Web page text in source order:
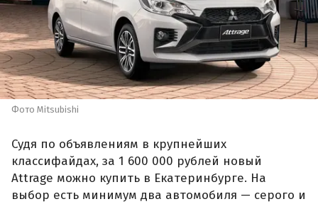
Фото Mitsubishi
Судя по объявлениям в крупнейших
классифайдах, за 1 600 000 рублей новый
Attrage можно купить в Екатеринбурге. На
выбор есть минимум два автомобиля — серого и